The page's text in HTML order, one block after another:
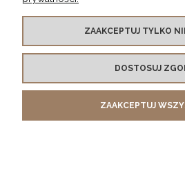
KONTAKT Z NAMI
MOJE KONTO
ZAAKCEPTUJ TYLKO
DOSTOSUJ
ZAAKCEPTUJ